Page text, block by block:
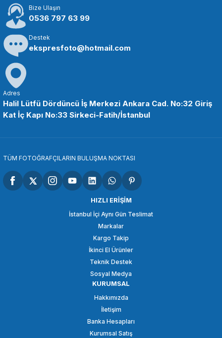
335,08 TL
OEM
OEM Marka JC35 Stereo Ses Jakı 3.5mm Erkek 6.5mm Dişi Adaptörü
OEM
OEM Marka HD11 4K HDMI Kablosu (C-A Mini) 100cm
SEPETE EKLE
OEM Marka HD12 4K HDMI Kablosu (A-A Mini) 100cm
Bize Ulaşın
0536 797 63 99
Destek
ekspresfoto@hotmail.com
Adres
Halil Lütfü Dördüncü İş Merkezi Ankara Cad. No:32 Giriş
Kat İç Kapı No:33 Sirkeci-Fatih/İstanbul
TÜM FOTOĞRAFÇILARIN BULUŞMA NOKTASI
HIZLI ERİŞİM
İstanbul İçi Aynı Gün Teslimat
Markalar
Kargo Takip
İkinci El Ürünler
Teknik Destek
Sosyal Medya
KURUMSAL
Hakkımızda
İletişim
Banka Hesapları
Kurumsal Satış